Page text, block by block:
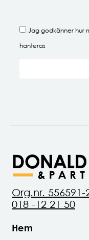
Jag godkänner hur
hanteras
Org.nr. 556591-
018 -12 21 50
Hem